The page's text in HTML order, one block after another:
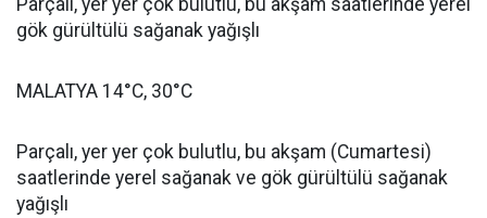
Parçalı, yer yer çok bulutlu, bu akşam saatlerinde yerel
gök gürültülü sağanak yağışlı
MALATYA 14°C, 30°C
Parçalı, yer yer çok bulutlu, bu akşam (Cumartesi)
saatlerinde yerel sağanak ve gök gürültülü sağanak
yağışlı